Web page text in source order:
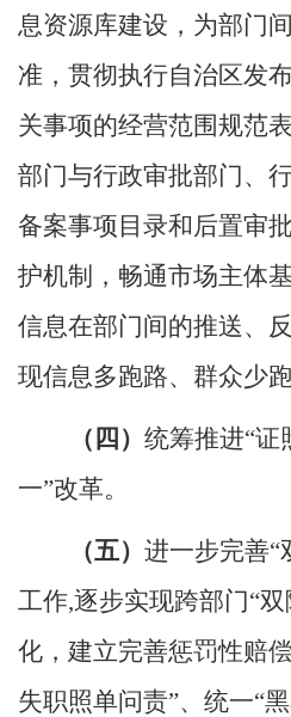
息资源库建设，为部门
准，贯彻执行自治区发
关事项的经营范围规范
部门与行政审批部门、
备案事项目录和后置审
护机制，畅通市场主体
信息在部门间的推送、
现信息多跑路、群众少跑
（四） 统筹推进“证
一”改革。
（五） 进一步完善“
工作,逐步实现跨部门“
化，建立完善惩罚性赔
失职照单问责”、统一“